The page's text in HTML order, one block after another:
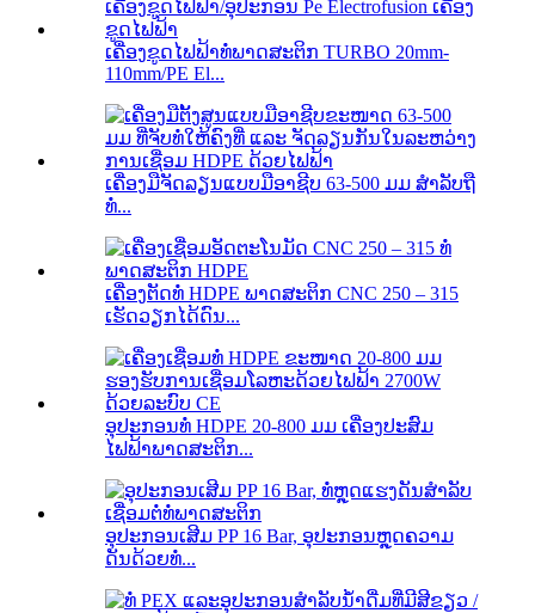
ເຄື່ອງຂູດໄຟຟ້າທໍ່ພາດສະຕິກ TURBO 20mm-
110mm/PE El...
ເຄື່ອງມືຈັດລຽນແບບມືອາຊີບ 63-500 ມມ ສຳລັບຖື
ທໍ່...
ເຄື່ອງຕັດທໍ່ HDPE ພາດສະຕິກ CNC 250 – 315
ເຮັດວຽກໄດ້ດົນ...
ອຸປະກອນທໍ່ HDPE 20-800 ມມ ເຄື່ອງປະສົມ
ໄຟຟ້າພາດສະຕິກ...
ອຸປະກອນເສີມ PP 16 Bar, ອຸປະກອນຫຼຸດຄວາມ
ດັນດ້ວຍທໍ່...